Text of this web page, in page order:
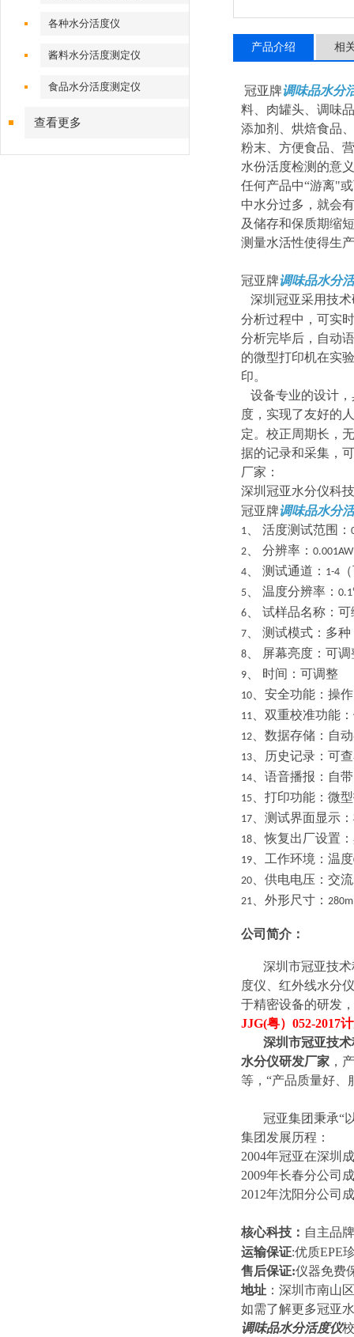
各种水分活度仪
酱料水分活度测定仪
食品水分活度测定仪
查看更多
产品介绍 相
冠亚牌调味品水分
料、肉罐头、调味
添加剂、烘焙食品
粉末、方便食品、
水份活度检测的意义
任何产品中“游离"
中水分过多，就会
及储存和保质期缩
测量水活性使得生
冠亚牌调味品水分
深圳冠亚采用技
分析过程中，可实
分析完毕后，自动
的微型打印机在实
印。
设备专业的设计，
度，实现了友好的
定。校正周期长，
据的记录和采集，
厂家：
深圳冠亚水分仪科
冠亚牌调味品水分
1 活度测试范围：
2
分辨率： 0.001AW
4
测试通道： 1-4
5 温度分辨率：
6
试样品名称：
7 测试模式：多种
8 屏幕亮度：可
9 时间：可调整
10 、安全功能 ： 操
11 、双重校准功能
12 、数据存储 ：自
13 、历史记录 ：可
14 、语音播报 ：自带
15 、打印功能 ：微
17 、测试界面显示
18 、恢复出厂设置
19 、工作环境 ： 温度
20 、供电电压 ： 交流
21 、外形尺寸 ：
公司简介：
深圳市冠亚技
度仪、红外线水分
于精密设备的研发
JJG(粤）052-2017
深圳市冠亚技
水分仪研发厂家 ，
等，“产品质量好
冠亚集团秉承“
集团发展历程：
2004年冠亚在深圳
2009年长春分公司
2012年沈阳分公司
核心科技： 自主品牌
运输保证:优质EPE
售后保证:仪器免费
地址 ：深圳市南山
如需了解更多冠亚
调味品水分活度仪